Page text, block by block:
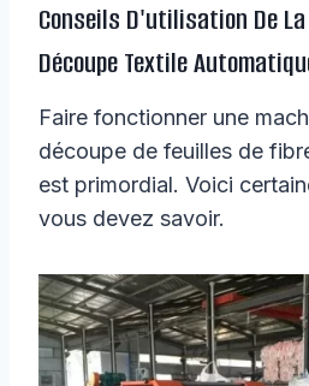
Conseils D'utilisation De
Découpe Textile
Faire fonctionner une
découpe de feuilles de
est primordial. Voici
vous devez savoir.